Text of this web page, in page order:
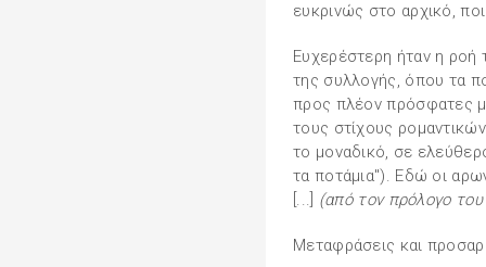
ευκρινώς στο αρχικό,
Ευχερέστερη ήταν η
της συλλογής, όπου τα
προς πλέον πρόσφατες
τους στίχους
το μοναδικό, σε
τα ποτάμια"). Εδώ οι
[...] (από τον πρόλογο
Μεταφράσεις και